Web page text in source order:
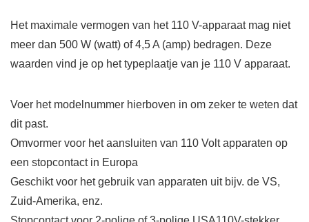
Het maximale vermogen van het 110 V-apparaat mag niet
meer dan 500 W (watt) of 4,5 A (amp) bedragen. Deze
waarden vind je op het typeplaatje van je 110 V apparaat.
Voer het modelnummer hierboven in om zeker te weten dat
dit past.
Omvormer voor het aansluiten van 110 Volt apparaten op
een stopcontact in Europa
Geschikt voor het gebruik van apparaten uit bijv. de VS,
Zuid-Amerika, enz.